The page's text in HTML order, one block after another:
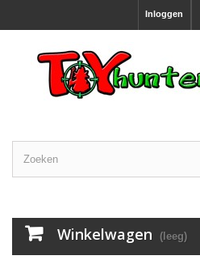
Inloggen
Winkelwagen (leeg)